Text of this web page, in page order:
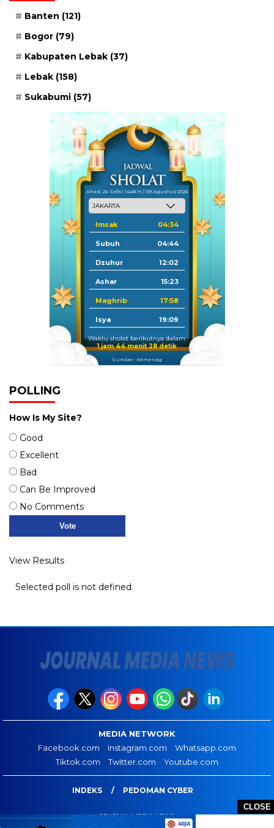
CLOSE
Banten (121)
Bogor (79)
Kabupaten Lebak (37)
Lebak (158)
Sukabumi (57)
Ahad, 24 Safar 1448 H / 09 Agustus 2026
Imsak 04:34
Subuh 04:44
Dzuhur 12:02
Ashar 15:23
Maghrib 17:58
Isya 19:09
Waktu sholat berikutnya dalam:
1 jam 44 menit 27 detik
Sumber: Kemenag
POLLING
How Is My Site?
Good
Excellent
Bad
Can Be Improved
No Comments
View Results
Selected poll is not defined.
MEDIA NETWORK
Facebook.com
Instagram.com
Whatsapp.com
Tiktok.com
Twitter.com Youtube.com
INDEKS PEDOMAN CYBER
JOURNAL MEDIA NEWS